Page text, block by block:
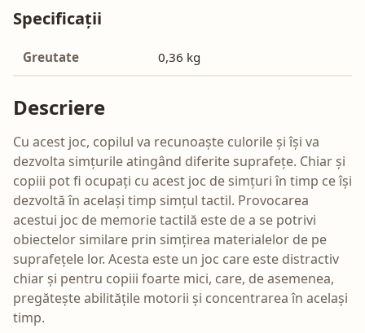
Specificații
Greutate 0,36 kg
Descriere
Cu acest joc, copilul va recunoaște culorile și își va
dezvolta simțurile atingând diferite suprafețe. Chiar și
copiii pot fi ocupați cu acest joc de simțuri în timp ce își
dezvoltă în același timp simțul tactil. Provocarea
acestui joc de memorie tactilă este de a se potrivi
obiectelor similare prin simțirea materialelor de pe
suprafețele lor. Acesta este un joc care este distractiv
chiar și pentru copiii foarte mici, care, de asemenea,
pregătește abilitățile motorii și concentrarea în același
timp.